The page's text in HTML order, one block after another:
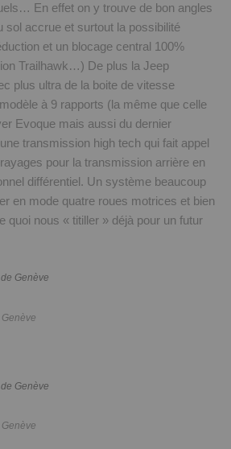
En effet on y trouve de bon angles
sol accrue et surtout la possibilité
et un blocage central 100%
Trailhawk…) De plus la Jeep
plus ultra de la boite de vitesse
à 9 rapports (la même que celle
Evoque mais aussi du dernier
transmission high tech qui fait appel
pour la transmission arrière en
différentiel. Un système beaucoup
en mode quatre roues motrices et bien
quoi nous « titiller » déjà pour un futur